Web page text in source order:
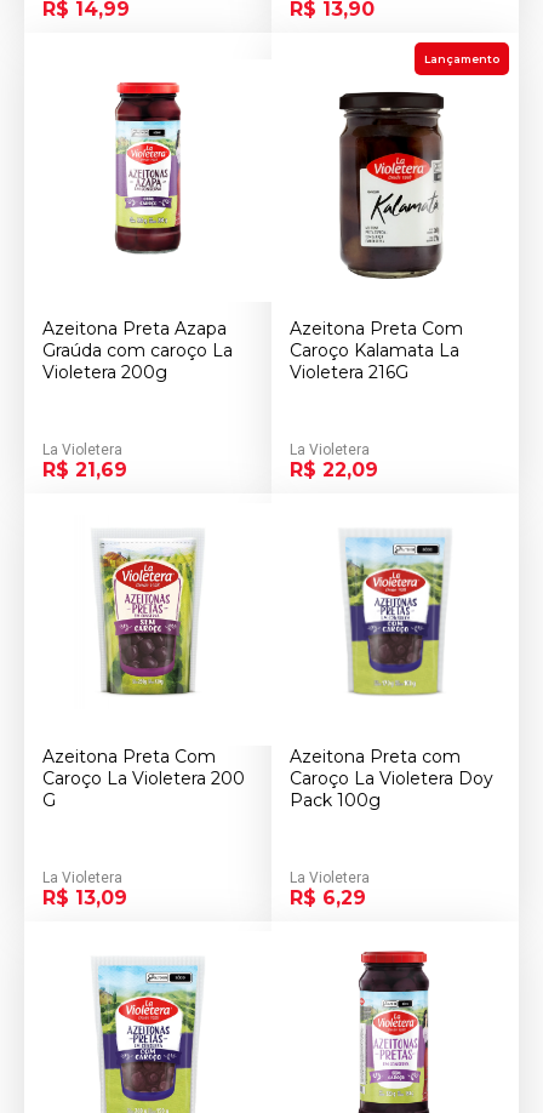
R$ 14,99 R$ 13,90
Azeitona Preta Azapa
Graúda com caroço La
Violetera 200g
La Violetera
R$ 21,69
Lançamento
Azeitona Preta Com
Caroço Kalamata La
Violetera 216G
La Violetera
R$ 22,09
Azeitona Preta Com
Caroço La Violetera 200
G
La Violetera
R$ 13,09
Azeitona Preta com
Caroço La Violetera Doy
Pack 100g
La Violetera
R$ 6,29